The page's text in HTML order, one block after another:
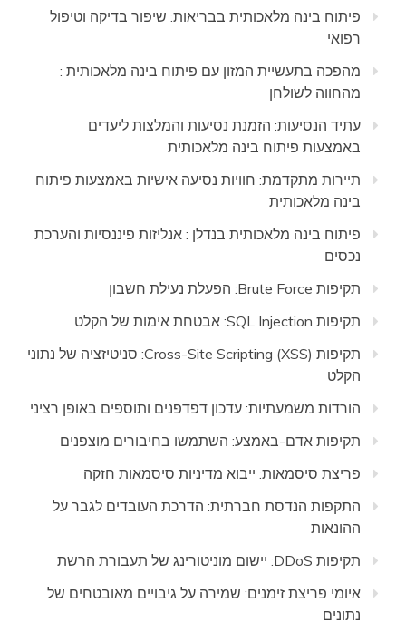
פיתוח בינה מלאכותית בבריאות: שיפור בדיקה וטיפול
רפואי
מהפכה בתעשיית המזון עם פיתוח בינה מלאכותית :
מהחווה לשולחן
עתיד הנסיעות: הזמנת נסיעות והמלצות ליעדים
באמצעות פיתוח בינה מלאכותית
תיירות מתקדמת: חוויות נסיעה אישיות באמצעות פיתוח
בינה מלאכותית
פיתוח בינה מלאכותית בנדלן : אנליזות פיננסיות והערכת
נכסים
תקיפות Brute Force: הפעלת נעילת חשבון
תקיפות SQL Injection: אבטחת אימות של הקלט
תקיפות Cross-Site Scripting (XSS): סניטיזציה של נתוני
הקלט
הורדות משמעתיות: עדכון דפדפנים ותוספים באופן רציני
תקיפות אדם-באמצע: השתמשו בחיבורים מוצפנים
פריצת סיסמאות: ייבוא מדיניות סיסמאות חזקה
התקפות הנדסת חברתית: הדרכת העובדים לגבר על
ההונאות
תקיפות DDoS: יישום מוניטורינג של תעבורת הרשת
איומי פריצת זימנים: שמירה על גיבויים מאובטחים של
נתונים